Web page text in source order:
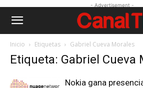
- Advertisement -
Inicio Etiquetas Gabriel Cueva Morales
Etiqueta: Gabriel Cueva
Nokia gana